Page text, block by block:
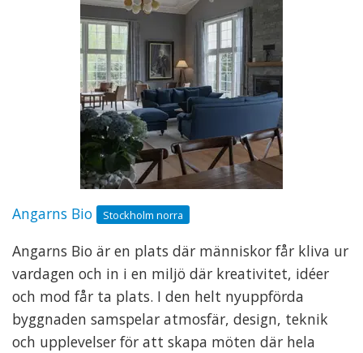
Angarns Bio Stockholm norra
Angarns Bio är en plats där människor får kliva ur
vardagen och in i en miljö där kreativitet, idéer
och mod får ta plats. I den helt nyuppförda
byggnaden samspelar atmosfär, design, teknik
och upplevelser för att skapa möten där hela